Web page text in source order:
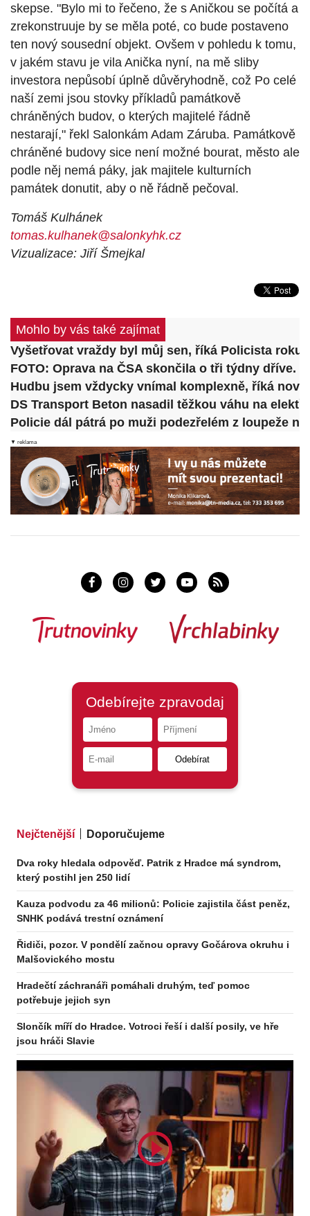
skepse. "Bylo mi to řečeno, že s Aničkou se počítá a
zrekonstruuje by se měla poté, co bude postaveno
ten nový sousední objekt. Ovšem v pohledu k tomu,
v jakém stavu je vila Anička nyní, na mě sliby
investora nepůsobí úplně důvěryhodně, což Po celé
naší zemi jsou stovky příkladů památkově
chráněných budov, o kterých majitelé řádně
nestarají," řekl Salonkám Adam Záruba. Památkově
chráněné budovy sice není možné bourat, město ale
podle něj nemá páky, jak majitele kulturních
památek donutit, aby o ně řádně pečoval.
Tomáš Kulhánek
tomas.kulhanek@salonkyhk.cz
Vizualizace: Jiří Šmejkal
Mohlo by vás také zajímat
Vyšetřovat vraždy byl můj sen, říká Policista roku
FOTO: Oprava na ČSA skončila o tři týdny dříve.
Hudbu jsem vždycky vnímal komplexně, říká
DS Transport Beton nasadil těžkou váhu na
Policie dál pátrá po muži podezřelém z loupeže
▼ reklama
Nejčtenější Doporučujeme
Dva roky hledala odpověď. Patrik z Hradce má syndrom,
který postihl jen 250 lidí
Kauza podvodu za 46 milionů: Policie zajistila část peněz,
SNHK podává trestní oznámení
Řidiči, pozor. V pondělí začnou opravy Gočárova okruhu i
Malšovického mostu
Hradečtí záchranáři pomáhali druhým, teď pomoc
potřebuje jejich syn
Slončík míří do Hradce. Votroci řeší i další posily, ve hře
jsou hráči Slavie